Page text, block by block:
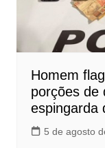
Homem
porções de
espingarda
5 de agosto